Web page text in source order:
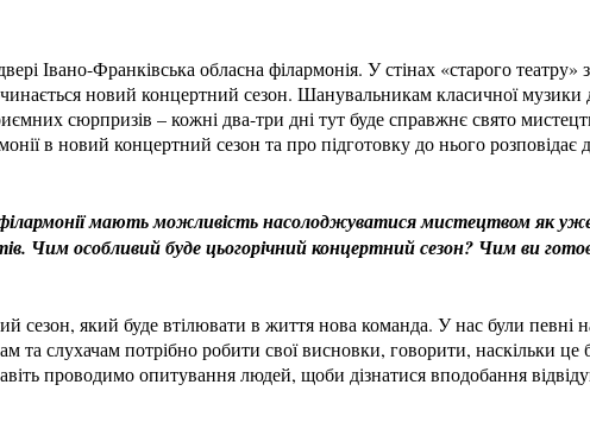
Івано-Франківська обласна філармонія. У стінах «старого театру»
новий концертний сезон. Шанувальникам класичної музики
сюрпризів – кожні два-три дні тут буде справжнє свято
в новий концертний сезон та про підготовку до нього розповідає
філармонії мають можливість насолоджуватися мистецтвом як
Чим особливий буде цьогорічний концертний сезон? Чим ви
сезон, який буде втілювати в життя нова команда. У нас були певні
та слухачам потрібно робити свої висновки, говорити, наскільки це
проводимо опитування людей, щоби дізнатися вподобання